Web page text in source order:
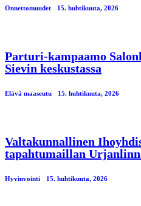
Onnettomuudet 15. huhtikuuta, 2026
Parturi-kampaamo
Sievin keskustassa
Elävä maaseutu 15. huhtikuuta, 2026
Valtakunnallinen
tapahtumaillan
Hyvinvointi 15. huhtikuuta, 2026